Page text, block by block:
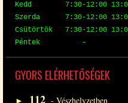
Kedd 7:30-12:00
Szer­da 7:30-12:00
Csü­tör­tök 7:30-12:00
Pén­tek -
GYORS EL­ÉR­HE­TŐ­SÉ­GEK
► 112 - Vész­hely­zet­ben